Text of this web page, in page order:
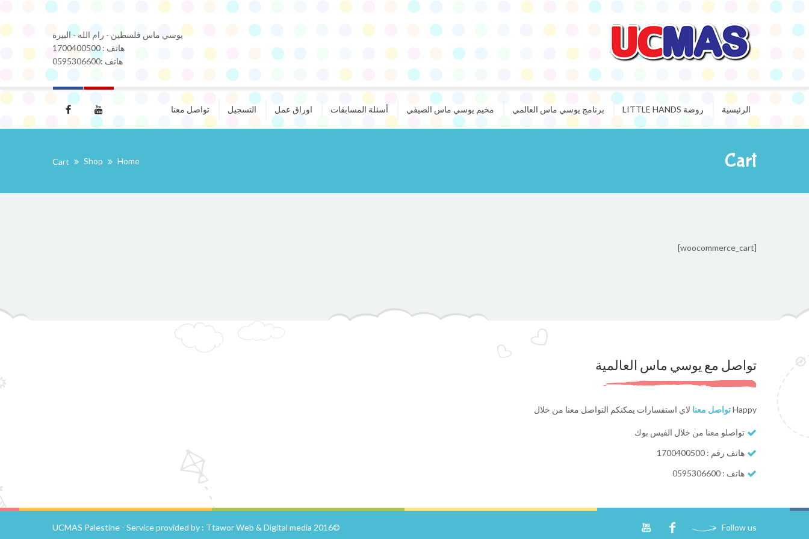
يوسي ماس فلسطين - رام الله - البيرة
هاتف : 1700400500
هاتف :0595306600
الرئيسية روضة LITTLE HANDS برنامج يوسي ماس العالمي مخيم يوسي ماس الصيفي أسئلة المسابقات اوراق عمل التسجيل تواصل معنا
Cart
Home
Shop
Cart
[woocommerce_cart]
تواصل مع يوسي ماس العالمية
Happyتواصل معنا لاي استفسارات يمكنكم التواصل معنا من خلال
تواصلو معنا من خلال الفيس بوك
هاتف رقم : 1700400500
هاتف : 0595306600
©2016 UCMAS Palestine - Service provided by :
Ttawor Web & Digital media Follow us